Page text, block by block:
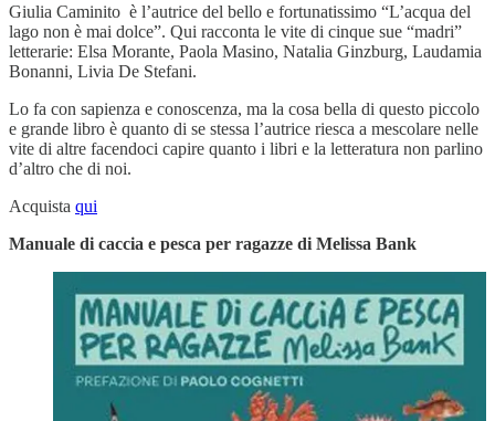
Giulia Caminito è l’autrice del bello e fortunatissimo “L’acqua del
lago non è mai dolce”. Qui racconta le vite di cinque sue “madri”
letterarie: Elsa Morante, Paola Masino, Natalia Ginzburg, Laudamia
Bonanni, Livia De Stefani.
Lo fa con sapienza e conoscenza, ma la cosa bella di questo piccolo
e grande libro è quanto di se stessa l’autrice riesca a mescolare nelle
vite di altre facendoci capire quanto i libri e la letteratura non parlino
d’altro che di noi.
Acquista qui
Manuale di caccia e pesca per ragazze di Melissa Bank